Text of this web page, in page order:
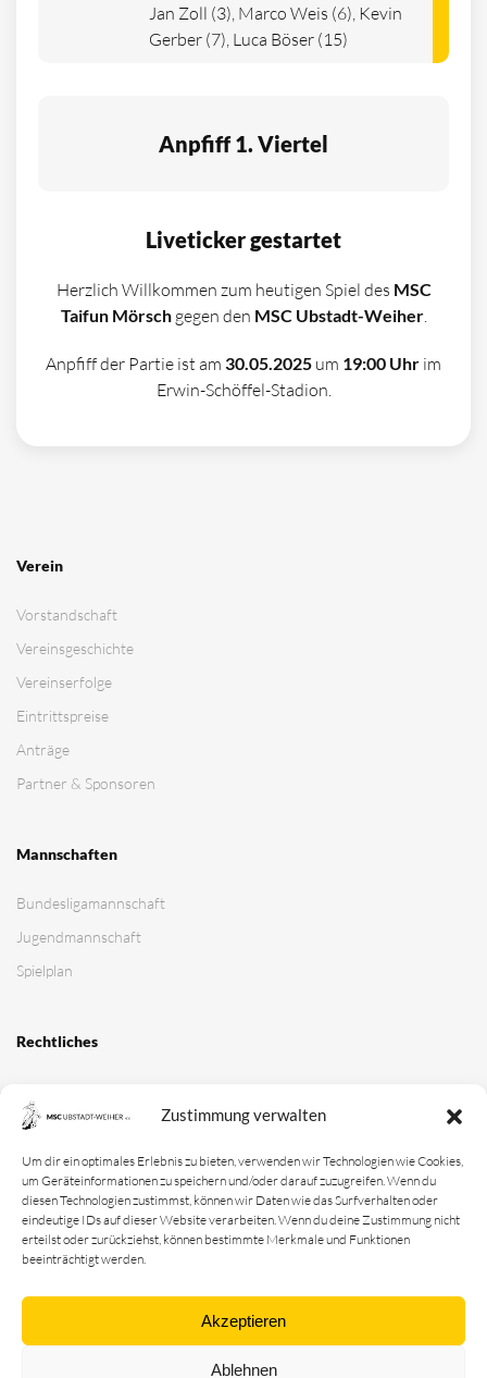
Zustimmung verwalten
Um dir ein optimales Erlebnis zu bieten, verwenden wir Technologien wie Cookies,
um Geräteinformationen zu speichern und/oder darauf zuzugreifen. Wenn du
diesen Technologien zustimmst, können wir Daten wie das Surfverhalten oder
eindeutige IDs auf dieser Website verarbeiten. Wenn du deine Zustimmung nicht
erteilst oder zurückziehst, können bestimmte Merkmale und Funktionen
beeinträchtigt werden.
Akzeptieren
Ablehnen
Jan Zoll (3), Marco Weis (6), Kevin
Gerber (7), Luca Böser (15)
Anpfiff 1. Viertel
Liveticker gestartet
Herzlich Willkommen zum heutigen Spiel des MSC
Taifun Mörschgegen den MSC Ubstadt-Weiher.
Anpfiff der Partie ist am 30.05.2025 um 19:00 Uhr im
Erwin-Schöffel-Stadion.
MSC Ubstadt-Weiher e.V.
Motoball - der schnellste Mannschaftssport der Welt !
Verein
Vorstandschaft
Vereinsgeschichte
Vereinserfolge
Eintrittspreise
Anträge
Partner & Sponsoren
Mannschaften
Bundesligamannschaft
Jugendmannschaft
Spielplan
Rechtliches
Impressum
Datenschutz­erklärung
Cookie-Richtlinie
Login